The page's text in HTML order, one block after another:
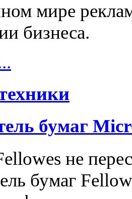
мире
бизнеса.
бумаг
не
бумаг